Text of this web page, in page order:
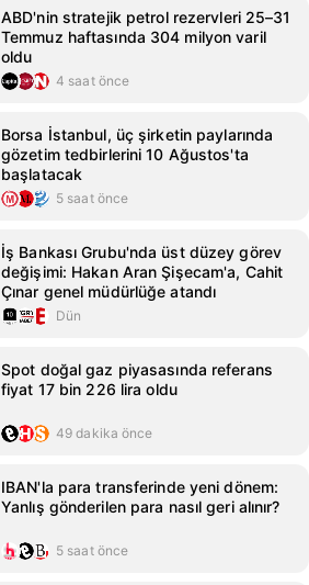
ABD'nin stratejik petrol rezervleri 25–31
Temmuz haftasında 304 milyon varil
oldu
4 saat önce
Borsa İstanbul, üç şirketin paylarında
gözetim tedbirlerini 10 Ağustos'ta
başlatacak
5 saat önce
İş Bankası Grubu'nda üst düzey görev
değişimi: Hakan Aran Şişecam'a, Cahit
Çınar genel müdürlüğe atandı
Dün
Spot doğal gaz piyasasında referans
fiyat 17 bin 226 lira oldu
49 dakika önce
IBAN'la para transferinde yeni dönem:
Yanlış gönderilen para nasıl geri alınır?
5 saat önce